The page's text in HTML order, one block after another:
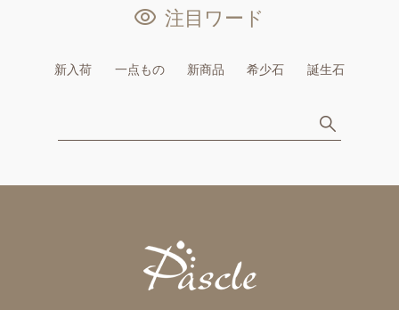
注目ワード
新入荷 一点もの 新商品 希少石 誕生石